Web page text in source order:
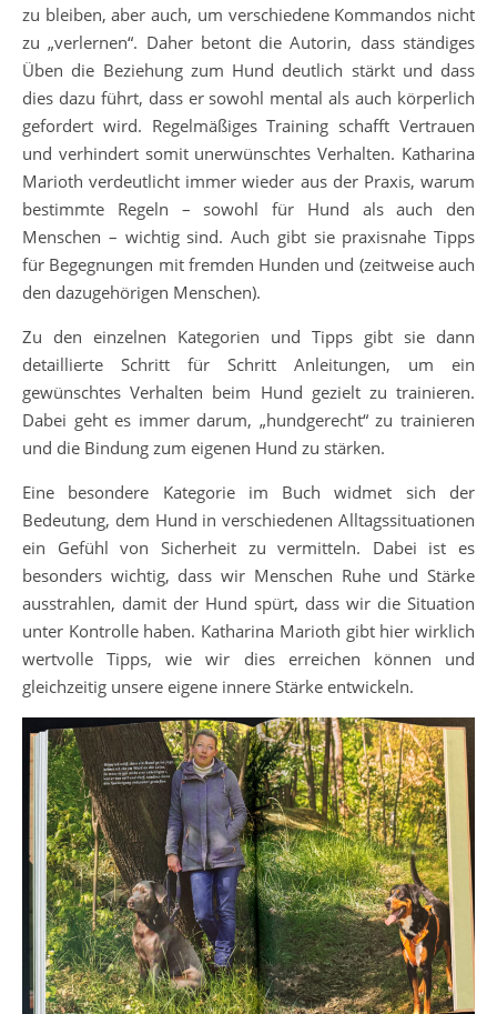
zu bleiben, aber auch, um verschiedene Kommandos nicht
zu „verlernen“. Daher betont die Autorin, dass ständiges
Üben die Beziehung zum Hund deutlich stärkt und dass
dies dazu führt, dass er sowohl mental als auch körperlich
gefordert wird. Regelmäßiges Training schafft Vertrauen
und verhindert somit unerwünschtes Verhalten. Katharina
Marioth verdeutlicht immer wieder aus der Praxis, warum
bestimmte Regeln – sowohl für Hund als auch den
Menschen – wichtig sind. Auch gibt sie praxisnahe Tipps
für Begegnungen mit fremden Hunden und (zeitweise auch
den dazugehörigen Menschen).
Zu den einzelnen Kategorien und Tipps gibt sie dann
detaillierte Schritt für Schritt Anleitungen, um ein
gewünschtes Verhalten beim Hund gezielt zu trainieren.
Dabei geht es immer darum, „hundgerecht“ zu trainieren
und die Bindung zum eigenen Hund zu stärken.
Eine besondere Kategorie im Buch widmet sich der
Bedeutung, dem Hund in verschiedenen Alltagssituationen
ein Gefühl von Sicherheit zu vermitteln. Dabei ist es
besonders wichtig, dass wir Menschen Ruhe und Stärke
ausstrahlen, damit der Hund spürt, dass wir die Situation
unter Kontrolle haben. Katharina Marioth gibt hier wirklich
wertvolle Tipps, wie wir dies erreichen können und
gleichzeitig unsere eigene innere Stärke entwickeln.